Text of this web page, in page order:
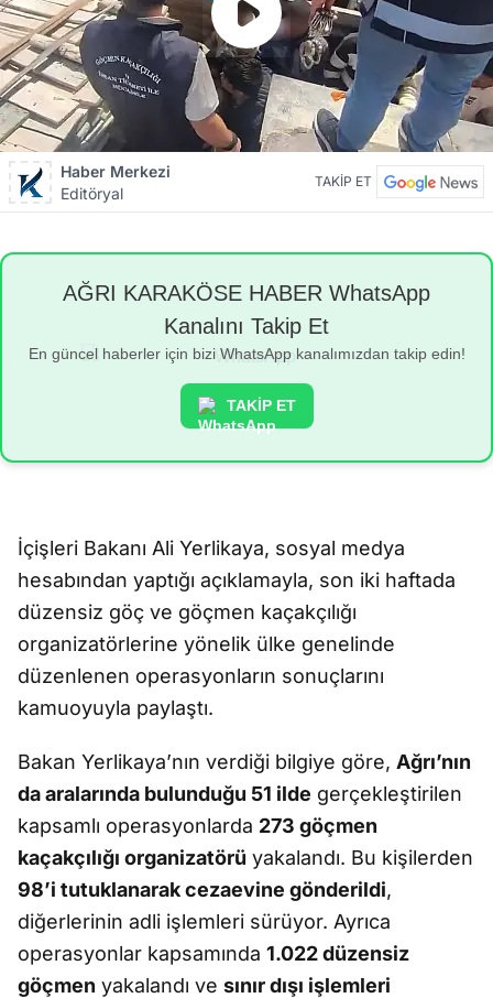
Haber Merkezi
Editöryal
TAKİP ET
AĞRI KARAKÖSE HABER WhatsApp
Kanalını Takip Et
En güncel haberler için bizi WhatsApp kanalımızdan takip edin!
TAKİP ET
İçişleri Bakanı Ali Yerlikaya, sosyal medya
hesabından yaptığı açıklamayla, son iki haftada
düzensiz göç ve göçmen kaçakçılığı
organizatörlerine yönelik ülke genelinde
düzenlenen operasyonların sonuçlarını
kamuoyuyla paylaştı.
Bakan Yerlikaya’nın verdiği bilgiye göre, Ağrı’nın
da aralarında bulunduğu 51 ilde gerçekleştirilen
kapsamlı operasyonlarda 273 göçmen
kaçakçılığı organizatörü yakalandı. Bu kişilerden
98’i tutuklanarak cezaevine gönderildi,
diğerlerinin adli işlemleri sürüyor. Ayrıca
operasyonlar kapsamında 1.022 düzensiz
göçmen yakalandı ve sınır dışı işlemleri